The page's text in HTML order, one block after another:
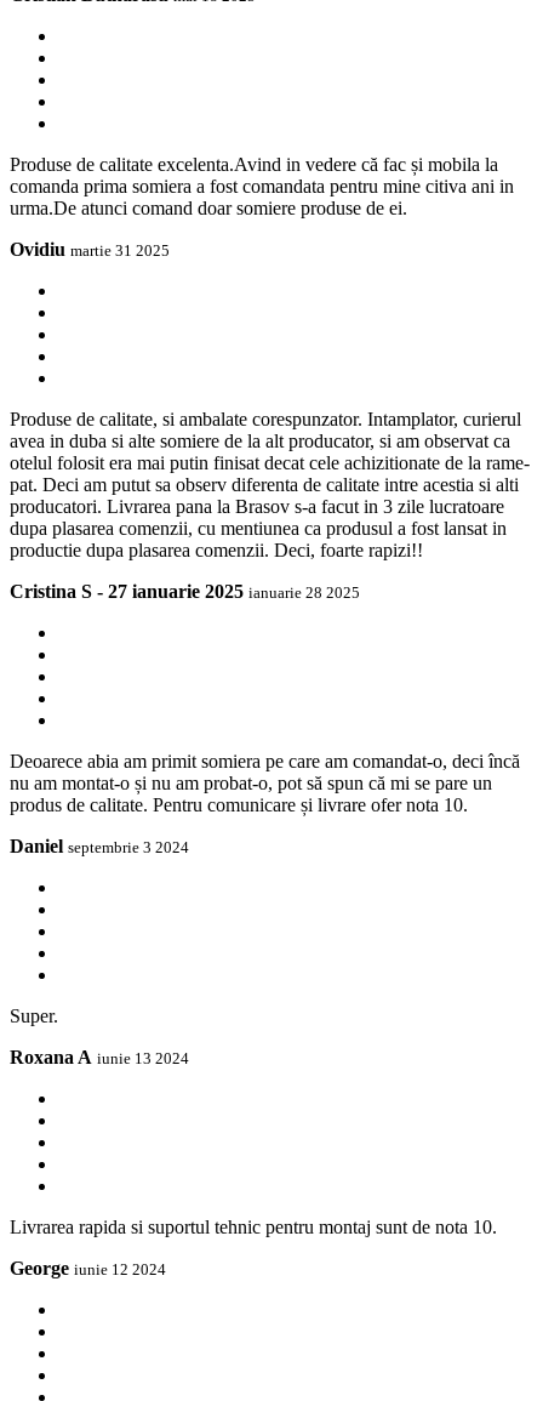
Produse de calitate excelenta.Avind in vedere că fac și mobila la
comanda prima somiera a fost comandata pentru mine citiva ani in
urma.De atunci comand doar somiere produse de ei.
Ovidiu martie 31 2025
Produse de calitate, si ambalate corespunzator. Intamplator, curierul
avea in duba si alte somiere de la alt producator, si am observat ca
otelul folosit era mai putin finisat decat cele achizitionate de la rame-
pat. Deci am putut sa observ diferenta de calitate intre acestia si alti
producatori. Livrarea pana la Brasov s-a facut in 3 zile lucratoare
dupa plasarea comenzii, cu mentiunea ca produsul a fost lansat in
productie dupa plasarea comenzii. Deci, foarte rapizi!!
Cristina S - 27 ianuarie 2025 ianuarie 28 2025
Deoarece abia am primit somiera pe care am comandat-o, deci încă
nu am montat-o și nu am probat-o, pot să spun că mi se pare un
produs de calitate. Pentru comunicare și livrare ofer nota 10.
Daniel septembrie 3 2024
Super.
Roxana A iunie 13 2024
Livrarea rapida si suportul tehnic pentru montaj sunt de nota 10.
George iunie 12 2024